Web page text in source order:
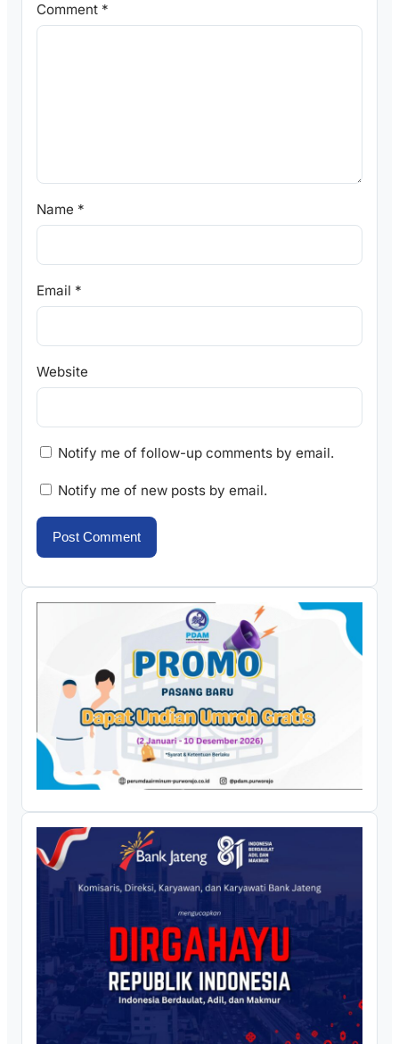
Comment *
Name *
Email *
Website
Notify me of follow-up comments by email.
Notify me of new posts by email.